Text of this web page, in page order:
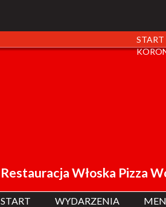
START
Restauracja Włoska Pizza
START WYDARZENIA